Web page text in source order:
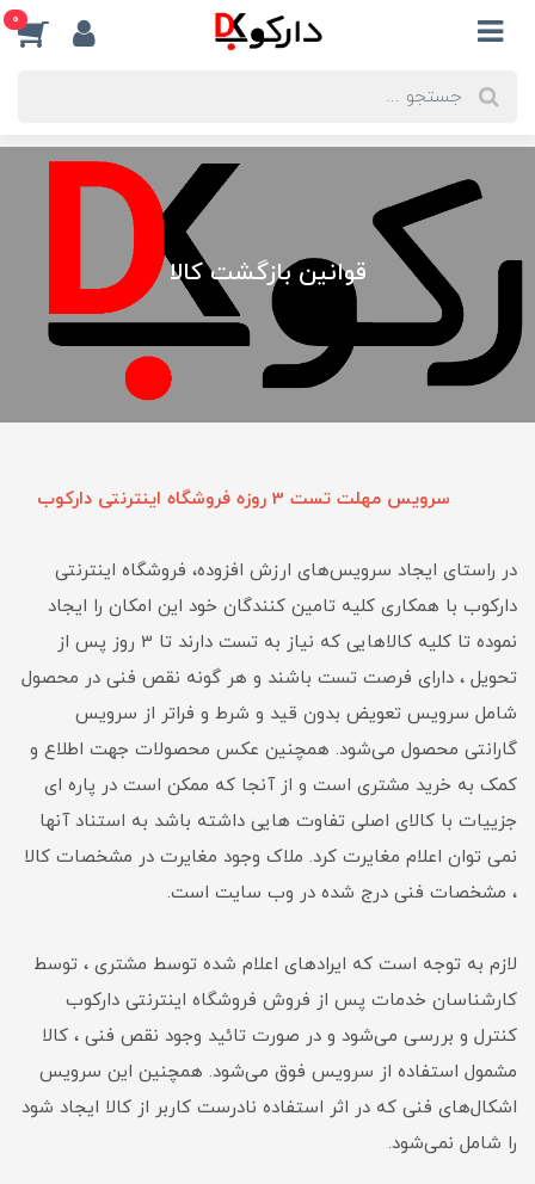
0
قوانین بازگشت کالا
سرویس مهلت تست 3 روزه فروشگاه اینترنتی دارکوب
در راستای ایجاد سرویس‌‏های ارزش افزوده، فروشگاه اینترنتی
دارکوب با همکاری کلیه تامین‏‌ کنندگان خود این امکان را ایجاد
نموده تا کلیه کالاهایی که نیاز به تست دارند تا 3 روز پس از
تحویل ، دارای فرصت تست باشند و هر گونه نقص فنی در محصول
شامل سرویس تعویض بدون قید و شرط و فراتر از سرویس
گارانتی محصول می‏‌شود. همچنین عکس محصولات جهت اطلاع و
کمک به خرید مشتری است و از آنجا که ممکن است در پاره ای
جزییات با کالای اصلی تفاوت هایی داشته باشد به استناد آنها
نمی توان اعلام مغایرت کرد. ملاک وجود مغایرت در مشخصات کالا
، مشخصات فنی درج شده در وب سایت است.
لازم به توجه است که ایرادهای اعلام شده توسط مشتری ، توسط
کارشناسان خدمات پس از فروش فروشگاه اینترنتی دارکوب
کنترل و بررسی می‏‌شود و در صورت تائید وجود نقص فنی ، کالا
مشمول استفاده از سرویس فوق می‏‌شود. همچنین این سرویس
اشکال‏‌های فنی که در اثر استفاده نادرست کاربر از کالا ایجاد شود
را شامل نمی‌‏شود.